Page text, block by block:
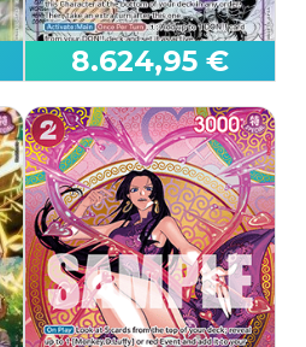
Monkey.D.Luffy (OP05-
119)
OP05 - Awakening of the
New Era
8.624,95 €